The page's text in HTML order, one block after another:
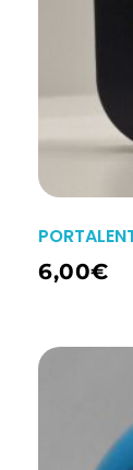
6,00€